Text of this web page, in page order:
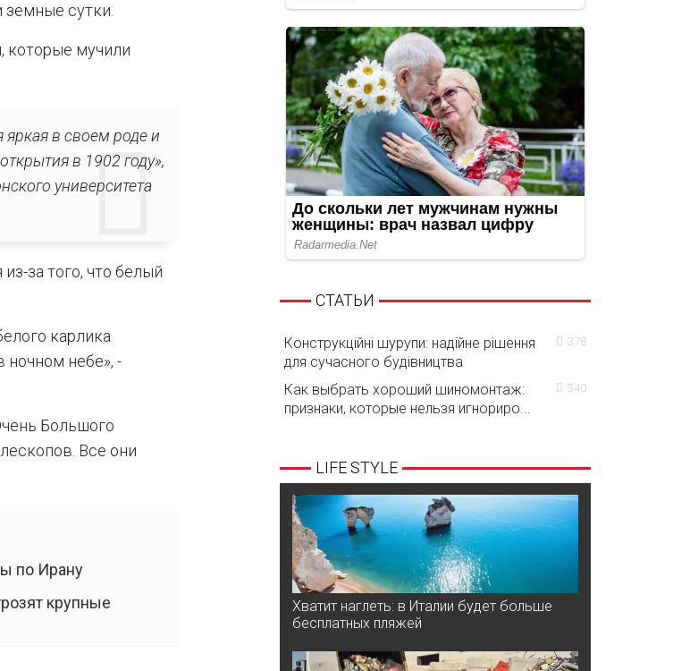
сутки.
которые мучили
в своем роде и
в 1902 году»,
университета
за того, что белый
карлика
ночном небе», -
Большого
Все они
по Ирану
крупные
СТАТЬИ
Конструкційні шурупи: надійне рішення
для сучасного будівництва
378
Как выбрать хороший шиномонтаж:
признаки, которые нельзя игнориро...
340
LIFE STYLE
Хватит наглеть: в Италии будет больше
бесплатных пляжей